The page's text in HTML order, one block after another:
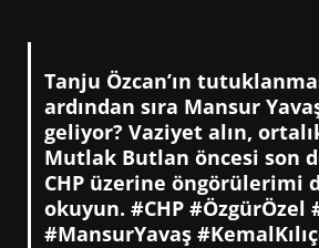
Tanju Özcan’ın
ardından sıra Mansur
geliyor? Vaziyet alın,
Mutlak Butlan öncesi son
CHP üzerine öngörülerimi
okuyun. #CHP #ÖzgürÖzel
#MansurYavaş